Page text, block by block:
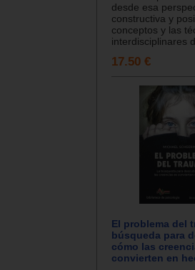
desde esa
constructiva y
conceptos y las
interdisciplinares
17.50 €
El problema del
búsqueda para
cómo las
convierten en